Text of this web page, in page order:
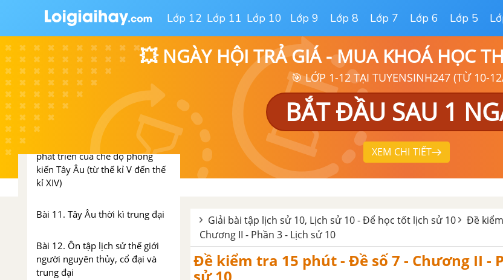
Lớp 12 Lớp 11 Lớp 10 Lớp 9 Lớp 8 Lớp 7 Lớp 6 Lớp 5
💥 NGÀY HỘI TRẢ GIÁ - MUA KHOÁ HỌC
🎯 LỚP 1-12 TẠI TUYENSINH247 (TỪ 10-
BẮT ĐẦU SAU 1
XEM CHI TIẾT
Đề kiểm tra 15 phút - Chương V
- Phần 1 - Lịch sử 10
Đề cương ôn tập học kì 1
Lịch sử 10
Chương VI. TÂY ÂU THỜI
TRUNG ĐẠI
Bài 10. Thời kì hình thành và
phát triển của chế độ phong
kiến Tây Âu (từ thế kỉ V đến thế
kỉ XIV)
Bài 11. Tây Âu thời kì trung đại
Bài 12. Ôn tập lịch sử thế giới
người nguyên thủy, cổ đại và
trung đại
Giải bài tập lịch sử 10, Lịch sử 10 - Để học tốt lịch sử 10
Đề
Chương II - Phần 3 - Lịch sử 10
Đề kiểm tra 15 phút - Đề số 7 - Chương II -